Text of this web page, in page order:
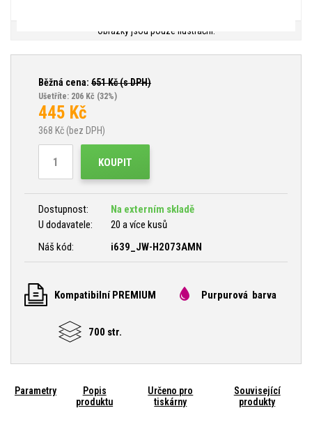
Obrázky jsou pouze ilustrační.
Běžná cena: 651Kč (s DPH)
Ušetříte: 206 Kč (32%)
445 Kč
368 Kč (bez DPH)
KOUPIT
Dostupnost:
Na externím skladě
U dodavatele:
20 a více kusů
Náš kód:
i639_JW-H2073AMN
Kompatibilní PREMIUM Purpurová barva
700 str.
Parametry
Popis
produktu
Určeno pro
tiskárny
Související
produkty